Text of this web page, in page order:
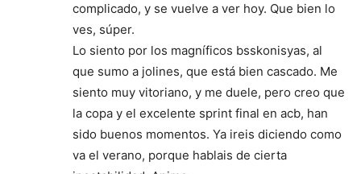
complicado, y se vuelve a ver hoy. Que bien lo
ves, súper.
Lo siento por los magníficos bsskonisyas, al
que sumo a jolines, que está bien cascado. Me
siento muy vitoriano, y me duele, pero creo que
la copa y el excelente sprint final en acb, han
sido buenos momentos. Ya ireis diciendo como
va el verano, porque hablais de cierta